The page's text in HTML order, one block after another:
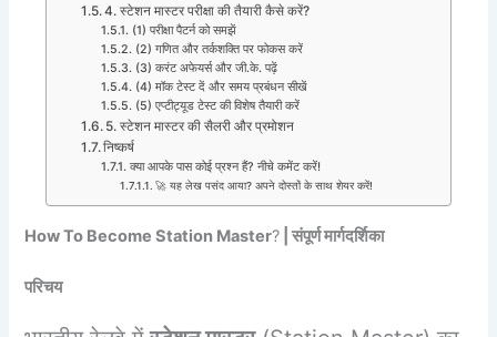
4. स्टेशन मास्टर परीक्षा की तैयारी कैसे करें?
(1) परीक्षा पैटर्न को समझें
(2) गणित और तर्कशक्ति पर फोकस करें
(3) करंट अफेयर्स और जी.के. पढ़ें
(4) मॉक टेस्ट दें और समय प्रबंधन सीखें
(5) एप्टीट्यूड टेस्ट की विशेष तैयारी करें
5. स्टेशन मास्टर की सैलरी और प्रमोशन
निष्कर्ष
क्या आपके पास कोई प्रश्न हैं? नीचे कमेंट करें!
🚀 यह लेख पसंद आया? अपने दोस्तों के साथ शेयर करें!
How To Become Station Master? | संपूर्ण मार्गदर्शिका
परिचय